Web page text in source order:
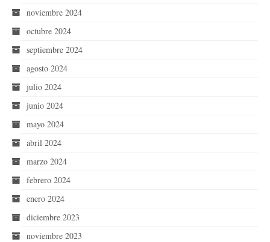
noviembre 2024
octubre 2024
septiembre 2024
agosto 2024
julio 2024
junio 2024
mayo 2024
abril 2024
marzo 2024
febrero 2024
enero 2024
diciembre 2023
noviembre 2023